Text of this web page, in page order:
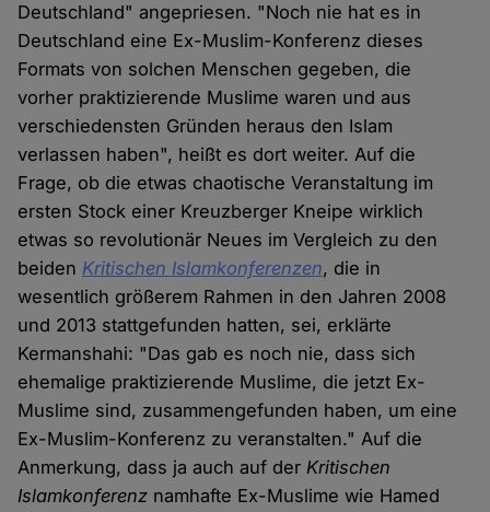
Deutschland" angepriesen. "Noch nie hat es in
Deutschland eine Ex-Muslim-Konferenz dieses
Formats von solchen Menschen gegeben, die
vorher praktizierende Muslime waren und aus
verschiedensten Gründen heraus den Islam
verlassen haben", heißt es dort weiter. Auf die
Frage, ob die etwas chaotische Veranstaltung im
ersten Stock einer Kreuzberger Kneipe wirklich
etwas so revolutionär Neues im Vergleich zu den
beiden Kritischen Islamkonferenzen, die in
wesentlich größerem Rahmen in den Jahren 2008
und 2013 stattgefunden hatten, sei, erklärte
Kermanshahi: "Das gab es noch nie, dass sich
ehemalige praktizierende Muslime, die jetzt Ex-
Muslime sind, zusammengefunden haben, um eine
Ex-Muslim-Konferenz zu veranstalten." Auf die
Anmerkung, dass ja auch auf derKritischen
Islamkonferenz namhafte Ex-Muslime wie Hamed